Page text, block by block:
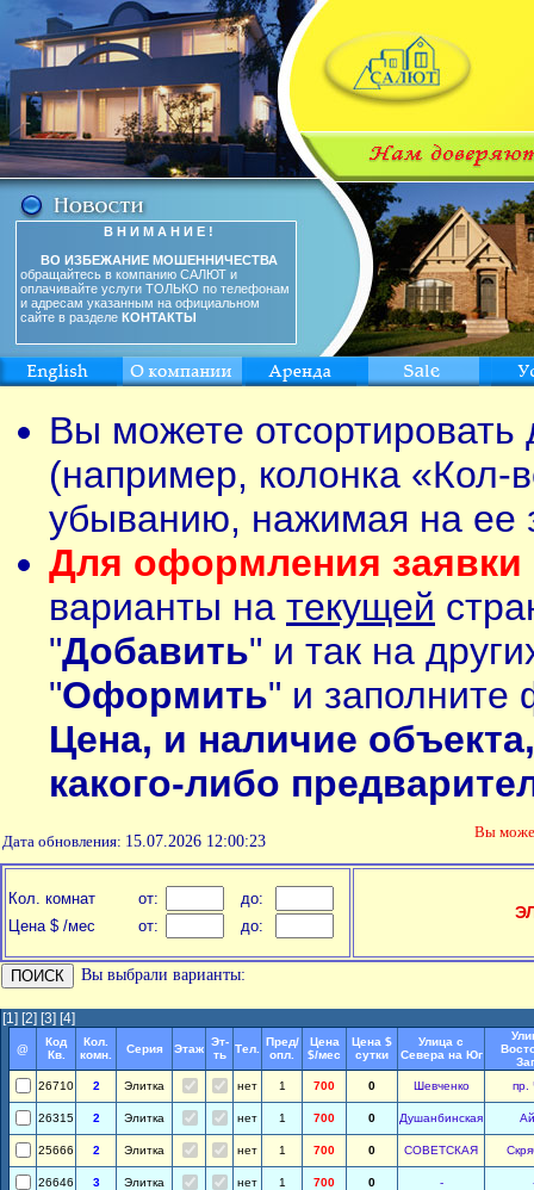
В Н И М А Н И Е !
ВО ИЗБЕЖАНИЕ МОШЕННИЧЕСТВА
обращайтесь в компанию САЛЮТ и
оплачивайте услуги ТОЛЬКО по телефонам
и адресам указанным на официальном
сайте в разделе КОНТАКТЫ
Вы можете
(например, колонка «Кол-
убыванию, нажимая на ее
Для оформления заявки
варианты на текущей
"Добавить" и так на
"Оформить" и заполните
Цена, и наличие
какого-либо
Дата обновления: 15.07.2026 12:00:23
Вы
Кол. комнат от:
до:
Цена $ /мес
от: до:
Вы выбрали варианты:
[1] [2] [3] [4]
@
Код
Кв.
Кол.
комн.
Серия Этаж
Эт-
ть
Тел.
Пред/
опл.
Цена
$/мес
Цена $
сутки
Улица с
Севера на Юг
26710
2 Элитка нет 1 700 0 Шевченко пр.
26315 2 Элитка нет 1 700 0 Душанбинская
25666 2 Элитка нет 1 700 0 СОВЕТСКАЯ
26646 3 Элитка нет 1 700 0 -